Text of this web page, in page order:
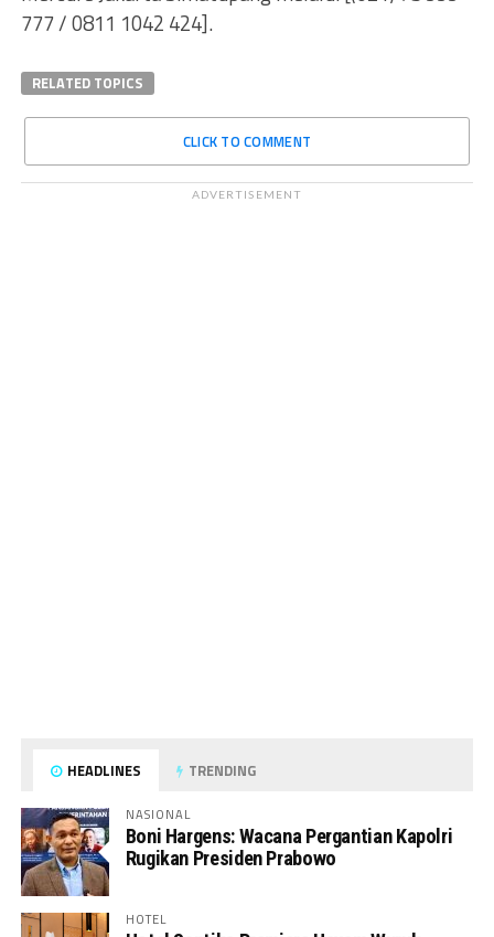
777 / 0811 1042 424].
RELATED TOPICS
CLICK TO COMMENT
ADVERTISEMENT
HEADLINES TRENDING
NASIONAL
Boni Hargens: Wacana Pergantian Kapolri
Rugikan Presiden Prabowo
HOTEL